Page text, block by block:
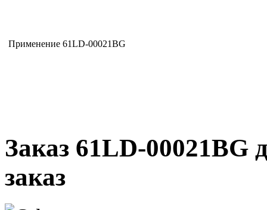
Применение 61LD-00021BG
Заказ 61LD-00021BG
заказ